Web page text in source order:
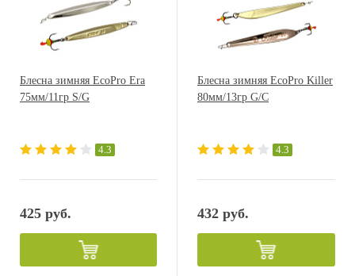
Блесна зимняя EcoPro Era
75мм/11гр S/G
4.3
425 руб.
Блесна зимняя EcoPro Killer
80мм/13гр G/C
4.3
432 руб.